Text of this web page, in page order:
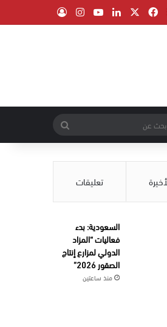
ملخص الموقع RSS
فيسبوك لينكدإن ‫YouTube
انستقرام
عن
تعليقات
السعودية: بدء
فعاليات “المزاد
الدولي لمزارع إنتاج
الصقور 2026”
منذ ساعتين